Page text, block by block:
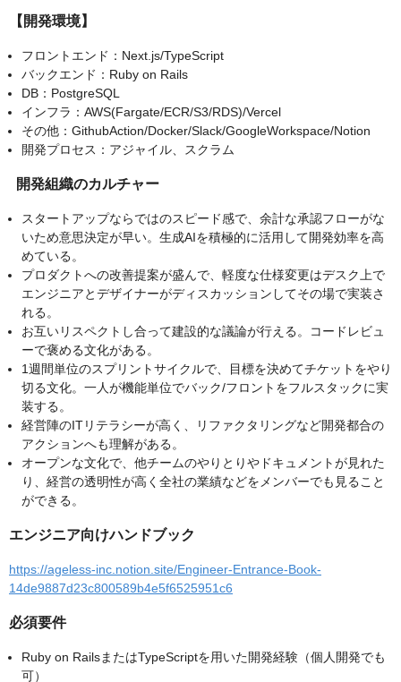
【開発環境】
フロントエンド：Next.js/TypeScript
バックエンド：Ruby on Rails
DB：PostgreSQL
インフラ：AWS(Fargate/ECR/S3/RDS)/Vercel
その他：GithubAction/Docker/Slack/GoogleWorkspace/Notion
開発プロセス：アジャイル、スクラム
開発組織のカルチャー
スタートアップならではのスピード感で、余計な承認フローがな
いため意思決定が早い。生成AIを積極的に活用して開発効率を高
めている。
プロダクトへの改善提案が盛んで、軽度な仕様変更はデスク上で
エンジニアとデザイナーがディスカッションしてその場で実装さ
れる。
お互いリスペクトし合って建設的な議論が行える。コードレビュ
ーで褒める文化がある。
1週間単位のスプリントサイクルで、目標を決めてチケットをやり
切る文化。一人が機能単位でバック/フロントをフルスタックに実
装する。
経営陣のITリテラシーが高く、リファクタリングなど開発都合の
アクションへも理解がある。
オープンな文化で、他チームのやりとりやドキュメントが見れた
り、経営の透明性が高く全社の業績などをメンバーでも見ること
ができる。
エンジニア向けハンドブック
https://ageless-inc.notion.site/Engineer-Entrance-Book-
14de9887d23c800589b4e5f6525951c6
必須要件
Ruby on RailsまたはTypeScriptを用いた開発経験（個人開発でも
可）